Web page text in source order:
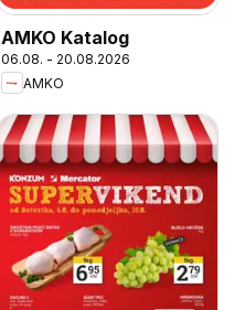
AMKO Katalog
06.08. - 20.08.2026
AMKO